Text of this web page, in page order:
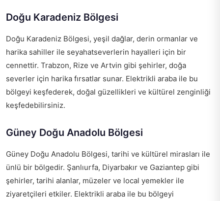
Doğu Karadeniz Bölgesi
Doğu Karadeniz Bölgesi, yeşil dağlar, derin ormanlar ve
harika sahiller ile seyahatseverlerin hayalleri için bir
cennettir. Trabzon, Rize ve Artvin gibi şehirler, doğa
severler için harika fırsatlar sunar. Elektrikli araba ile bu
bölgeyi keşfederek, doğal güzellikleri ve kültürel zenginliği
keşfedebilirsiniz.
Güney Doğu Anadolu Bölgesi
Güney Doğu Anadolu Bölgesi, tarihi ve kültürel mirasları ile
ünlü bir bölgedir. Şanlıurfa, Diyarbakır ve Gaziantep gibi
şehirler, tarihi alanlar, müzeler ve local yemekler ile
ziyaretçileri etkiler. Elektrikli araba ile bu bölgeyi